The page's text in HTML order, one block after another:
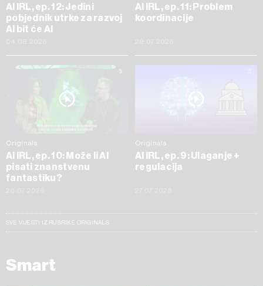
AI IRL, ep. 12: Jedini
pobjednik utrke za razvoj
AI bit će AI
AI IRL, ep. 11: Problem
koordinacije
Originals
AI IRL, ep. 10: Može li AI
pisati znanstvenu
fantastiku?
Originals
AI IRL, ep. 9: Ulaganje +
regulacija
SVE VIJESTI IZ RUBRIKE ORIGINALS
Smart